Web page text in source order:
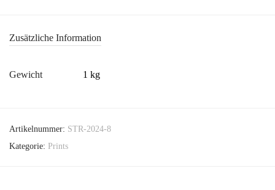
Zusätzliche Information
Gewicht 1 kg
Artikelnummer: STR-2024-8
Kategorie: Prints